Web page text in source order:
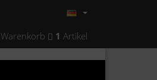
Warenkorb 1 Artikel